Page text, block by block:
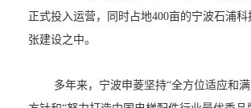
正式投入运营，同时占地400亩的宁波石浦科
张建设之中。
多年来，宁波申菱坚持“全方位适应和